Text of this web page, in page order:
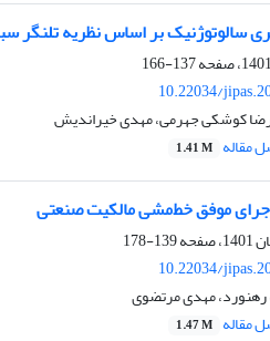
سالوتوژنیک بر اساس نظریه تلنگر
137-166
10.22034/
کوشکی جهرمی، مهدی خیراندیش
مقاله 1.41 M
موفق خط‌مشی‏ مالکیت صنعتی
139-178
10.22034/
رهنورد، مهدی مرتضوی
مقاله 1.47 M